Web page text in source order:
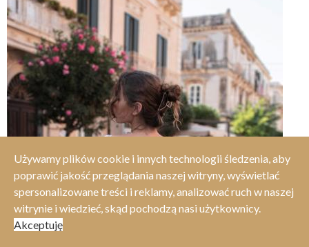
Używamy plików cookie i innych technologii śledzenia, aby
poprawić jakość przeglądania naszej witryny, wyświetlać
spersonalizowane treści i reklamy, analizować ruch w naszej
witrynie i wiedzieć, skąd pochodzą nasi użytkownicy.
Akceptuję